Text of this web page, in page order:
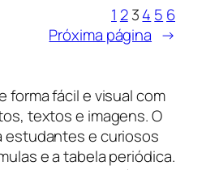
1 2 34 5 6
Próxima página →
forma fácil e visual com
textos e imagens. O
estudantes e curiosos
e a tabela periódica.